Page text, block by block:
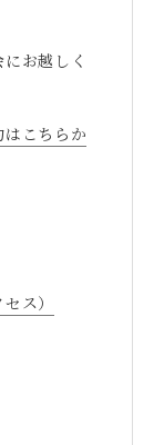
お越しく
はこちらか
セス）